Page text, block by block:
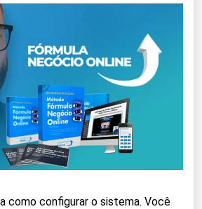
como configurar o sistema. Você